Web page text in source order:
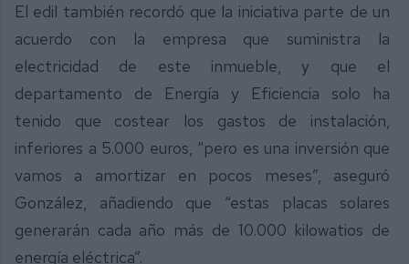
El edil también recordó que la iniciativa parte de un
acuerdo con la empresa que suministra la
electricidad de este inmueble, y que el
departamento de Energía y Eficiencia solo ha
tenido que costear los gastos de instalación,
inferiores a 5.000 euros, “pero es una inversión que
vamos a amortizar en pocos meses”, aseguró
González, añadiendo que “estas placas solares
generarán cada año más de 10.000 kilowatios de
energía eléctrica”.